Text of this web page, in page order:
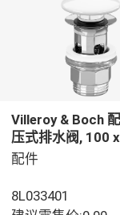
Villeroy & Boch
压式排水阀, 100
69,5 mm, 白色
配件
8L033401